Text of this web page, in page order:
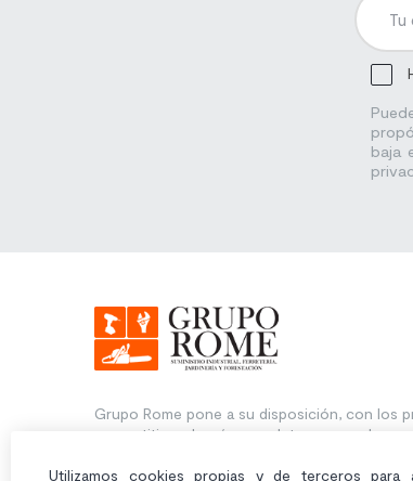
baja
Grupo Rome pone a su disposición, con los
competitivos, la más completa gama en
Utilizamos cookies propias y de terceros para